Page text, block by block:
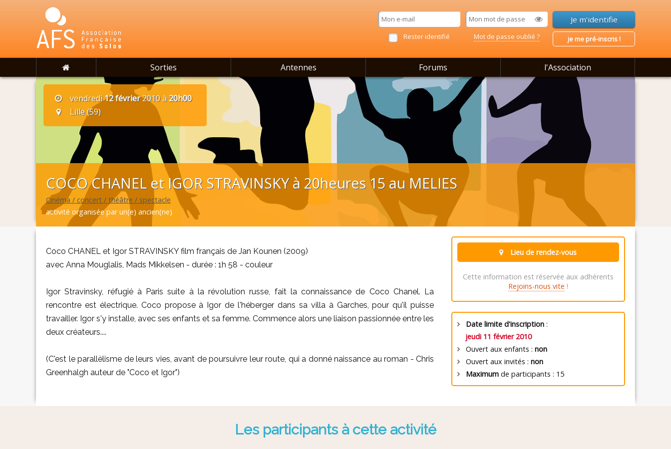
Rester identifié Mot de passe oublié ? je me pré-inscris !
Sorties Antennes Forums l'Association
vendredi12 février2010 à20h00
Lille (59)
COCO CHANEL et IGOR STRAVINSKY à 20heures 15 au MELIES
Cinéma / concert / théâtre / spectacle
activité organisée par un(e) ancien(ne)
Coco CHANEL et Igor STRAVINSKY film français de Jan Kounen (2009)
avec Anna Mouglalis, Mads Mikkelsen - durée : 1h 58 - couleur
Igor Stravinsky, réfugié à Paris suite à la révolution russe, fait la connaissance de Coco Chanel. La
rencontre est électrique. Coco propose à Igor de l'héberger dans sa villa à Garches, pour qu'il puisse
travailler. Igor s'y installe, avec ses enfants et sa femme. Commence alors une liaison passionnée entre les
deux créateurs....
(C'est le parallèlisme de leurs vies, avant de poursuivre leur route, qui a donné naissance au roman - Chris
Greenhalgh auteur de "Coco et Igor")
Lieu de rendez-vous
Cette information est réservée aux adhérents
Rejoins-nous vite !
Date limite d'inscription:
jeudi 11 février 2010
Ouvert aux enfants : non
Ouvert aux invités : non
Maximumde participants : 15
Les participants à cette activité